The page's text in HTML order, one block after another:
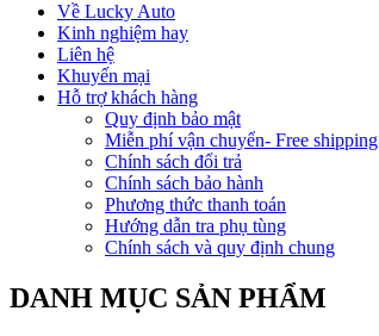
Về Lucky Auto
Kinh nghiệm hay
Liên hệ
Khuyến mại
Hỗ trợ khách hàng
Quy định bảo mật
Miễn phí vận chuyển- Free shipping
Chính sách đổi trả
Chính sách bảo hành
Phương thức thanh toán
Hướng dẫn tra phụ tùng
Chính sách và quy định chung
DANH MỤC SẢN PHẨM